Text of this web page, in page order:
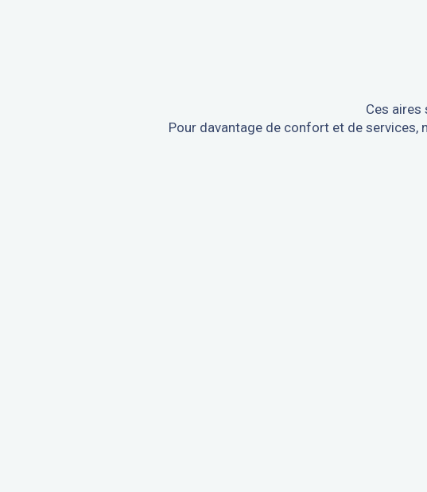
Ces
Pour davantage de confort et de services,